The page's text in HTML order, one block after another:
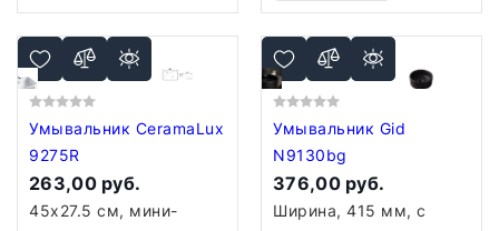
Умывальник CeramaLux
9275R
263,00 руб.
45x27.5 см, мини-
Умывальник Gid
N9130bg
376,00 руб.
Ширина, 415 мм, с